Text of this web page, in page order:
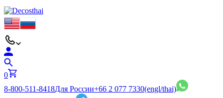
0
8-800-511-8418Для России+66 2 077 7330(engl/thai)